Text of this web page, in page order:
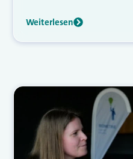
Weiterlesen